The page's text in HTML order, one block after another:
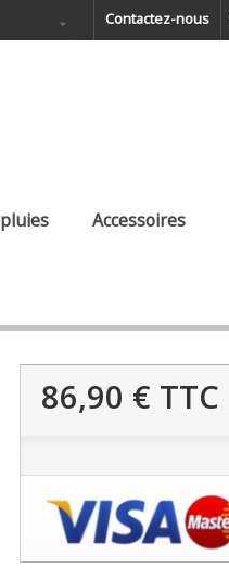
Contactez-nous
Accessoires
86,90 € TTC